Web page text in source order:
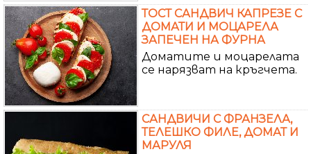
ТОСТ САНДВИЧ КАПРЕЗЕ С
ДОМАТИ И МОЦАРЕЛА
ЗАПЕЧЕН НА ФУРНА
Доматите и моцарелата
се нарязват на кръгчета.
САНДВИЧИ С ФРАНЗЕЛА,
ТЕЛЕШКО ФИЛЕ, ДОМАТ И
МАРУЛЯ